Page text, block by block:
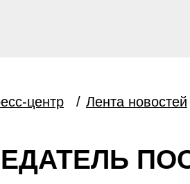
центр / Лента новостей